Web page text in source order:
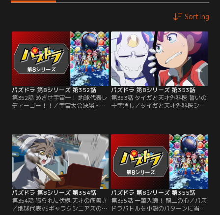
Sorting
パズドラ 第8シリーズ 第352話
第352話 めざせ宇宙一！ 地球代表レ
ディーゴー！！／宇宙大会決勝トー
ナメント一回戦、地球代表VSディレ
VS天才外科医シュネイガー！ 宇宙
のあらゆる天才を集めたギャラクシ
ニアスは強敵揃い。冷静な試合運び
をするシュネイガーに、タイガは
熱々の魂でぶつかる！
パズドラ 第8シリーズ 第353話
第353話 タイガと天才外科医 誓いの
十字消し／タイガと天才外科医シュ
利すると誓う。その心意気に感動す
るタイガだが、シュネイガーは突
然、大会が終わったらパズドラをや
めると口にする。タイガは大ショッ
クで……！
パズドラ 第8シリーズ 第354話
第354話 張られた伏線 天才の筋書き
／地球代表VSギャラクシニアスの第
パズドラ 第8シリーズ 第355話
第355話 一筆入魂！ 龍二の心／パズ
ドラバトルを小説のパターンに当て